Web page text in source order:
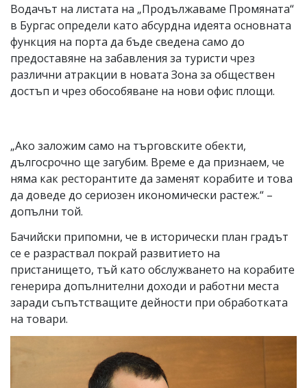
Водачът на листата на „Продължаваме Промяната“
в Бургас определи като абсурдна идеята основната
функция на порта да бъде сведена само до
предоставяне на забавления за туристи чрез
различни атракции в новата Зона за обществен
достъп и чрез обособяване на нови офис площи.
„Ако заложим само на търговските обекти,
дългосрочно ще загубим. Време е да признаем, че
няма как ресторантите да заменят корабите и това
да доведе до сериозен икономически растеж.“ –
допълни той.
Бачийски припомни, че в исторически план градът
се е разраствал покрай развитието на
пристанището, тъй като обслужването на корабите
генерира допълнителни доходи и работни места
заради съпътстващите дейности при обработката
на товари.